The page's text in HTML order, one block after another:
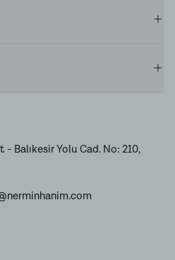
Balıkesir Yolu Cad. No: 210,